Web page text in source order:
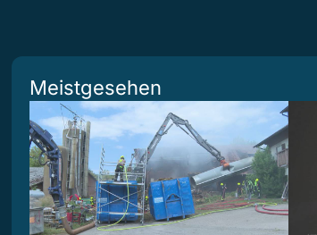
Meistgesehen